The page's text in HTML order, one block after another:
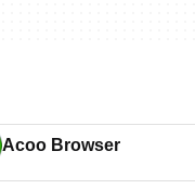
Acoo Browser